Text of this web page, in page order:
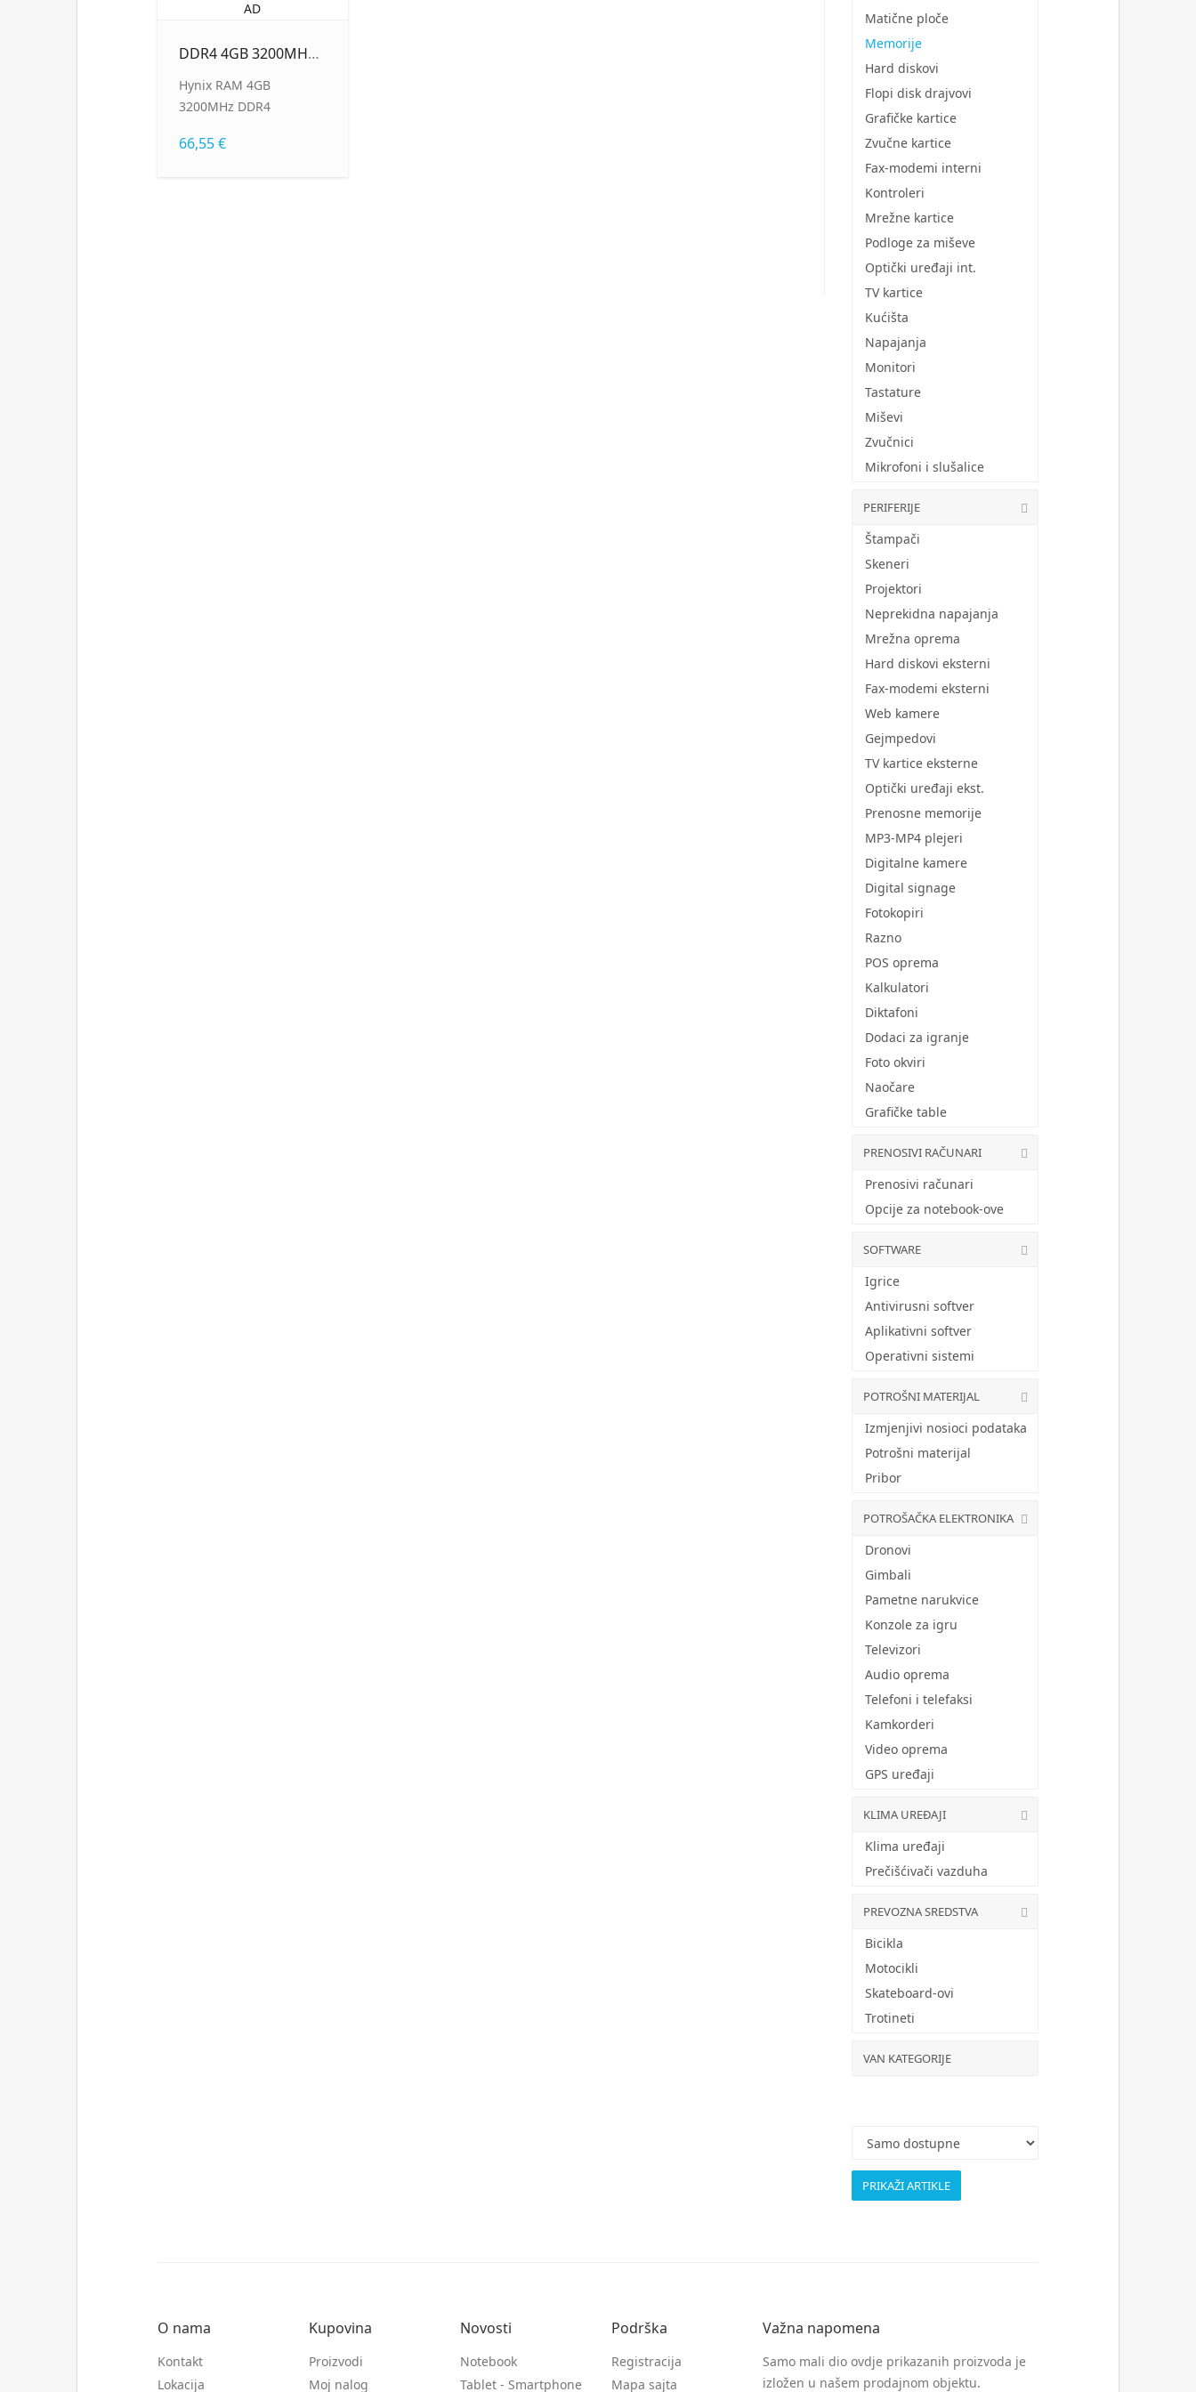
DDR4 4GB 3200MHz SO-DIMM Hynix HMA85156DJR6N-XN N0 AD
Hynix RAM 4GB
3200MHz DDR4
HMA85156DJR6N-XN N0
66,55 €
Matične ploče
Memorije
Hard diskovi
Flopi disk drajvovi
Grafičke kartice
Zvučne kartice
Fax-modemi interni
Kontroleri
Mrežne kartice
Podloge za miševe
Optički uređaji int.
TV kartice
Kućišta
Napajanja
Monitori
Tastature
Miševi
Zvučnici
Mikrofoni i slušalice
PERIFERIJE
Štampači
Skeneri
Projektori
Neprekidna napajanja
Mrežna oprema
Hard diskovi eksterni
Fax-modemi eksterni
Web kamere
Gejmpedovi
TV kartice eksterne
Optički uređaji ekst.
Prenosne memorije
MP3-MP4 plejeri
Digitalne kamere
Digital signage
Fotokopiri
Razno
POS oprema
Kalkulatori
Diktafoni
Dodaci za igranje
Foto okviri
Naočare
Grafičke table
PRENOSIVI RAČUNARI
Prenosivi računari
Opcije za notebook-ove
SOFTWARE
Igrice
Antivirusni softver
Aplikativni softver
Operativni sistemi
POTROŠNI MATERIJAL
Izmjenjivi nosioci podataka
Potrošni materijal
Pribor
POTROŠAČKA ELEKTRONIKA
Dronovi
Gimbali
Pametne narukvice
Konzole za igru
Televizori
Audio oprema
Telefoni i telefaksi
Kamkorderi
Video oprema
GPS uređaji
KLIMA UREĐAJI
Klima uređaji
Prečišćivači vazduha
PREVOZNA SREDSTVA
Bicikla
Motocikli
Skateboard-ovi
Trotineti
VAN KATEGORIJE
O nama
Kontakt
Lokacija
Kupovina
Proizvodi
Moj nalog
Novosti
Notebook
Tablet - Smartphone
Podrška
Registracija
Mapa sajta
Važna napomena
Samo mali dio ovdje prikazanih proizvoda je
izložen u našem prodajnom objektu.